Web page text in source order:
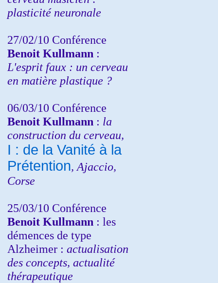
plasticité neuronale
27/02/10 Conférence
Benoit Kullmann :
L'esprit faux : un cerveau
en matière plastique ?
06/03/10 Conférence
Benoit Kullmann : la
construction du cerveau,
I : de la Vanité à la
Prétention, Ajaccio,
Corse
25/03/10 Conférence
Benoit Kullmann : les
démences de type
Alzheimer : actualisation
des concepts, actualité
thérapeutique